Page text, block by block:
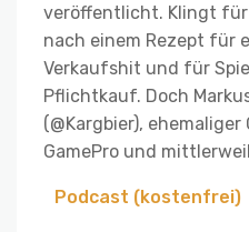
veröffentlicht. Klingt
nach einem Rezept für
Verkaufshit und für
Pflichtkauf. Doch
(@Kargbier),
GamePro und
Podcast (kostenfrei)